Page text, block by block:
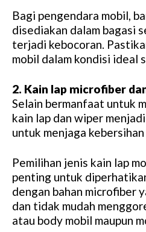
Bagi pengendara mobil,
disediakan dalam bagasi
terjadi kebocoran.
mobil dalam kondisi ideal
2. Kain lap microfiber
Selain bermanfaat untuk
kain lap dan wiper
untuk menjaga
Pemilihan jenis kain lap
penting untuk
dengan bahan microfiber
dan tidak mudah
atau body mobil maupun